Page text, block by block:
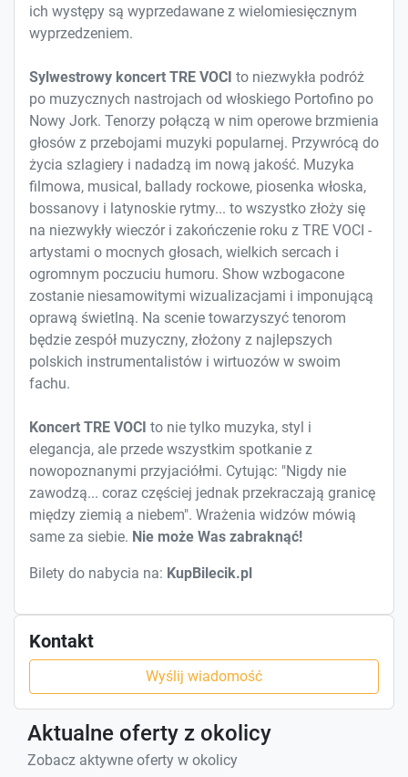
ich występy są wyprzedawane z wielomiesięcznym
wyprzedzeniem.
Sylwestrowy koncert TRE VOCI to niezwykła podróż
po muzycznych nastrojach od włoskiego Portofino po
Nowy Jork. Tenorzy połączą w nim operowe brzmienia
głosów z przebojami muzyki popularnej. Przywrócą do
życia szlagiery i nadadzą im nową jakość. Muzyka
filmowa, musical, ballady rockowe, piosenka włoska,
bossanovy i latynoskie rytmy... to wszystko złoży się
na niezwykły wieczór i zakończenie roku z TRE VOCI -
artystami o mocnych głosach, wielkich sercach i
ogromnym poczuciu humoru. Show wzbogacone
zostanie niesamowitymi wizualizacjami i imponującą
oprawą świetlną. Na scenie towarzyszyć tenorom
będzie zespół muzyczny, złożony z najlepszych
polskich instrumentalistów i wirtuozów w swoim
fachu.
Koncert TRE VOCI to nie tylko muzyka, styl i
elegancja, ale przede wszystkim spotkanie z
nowopoznanymi przyjaciółmi. Cytując: "Nigdy nie
zawodzą... coraz częściej jednak przekraczają granicę
między ziemią a niebem". Wrażenia widzów mówią
same za siebie. Nie może Was zabraknąć!
Bilety do nabycia na: KupBilecik.pl
Kontakt
Wyślij wiadomość
Aktualne oferty z okolicy
Zobacz aktywne oferty w okolicy